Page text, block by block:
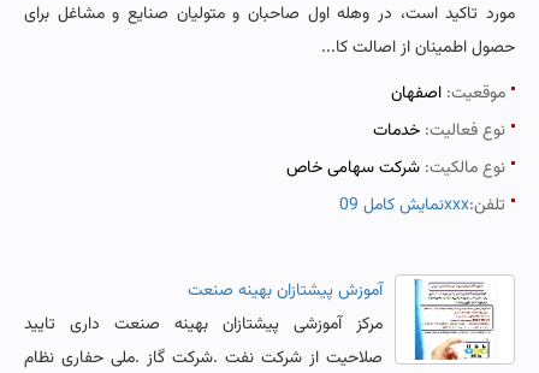
مورد تاکید است، در وهله اول صاحبان و متولیان صنایع و مشاغل برای
حصول اطمینان از اصالت کا...
موقعیت: اصفهان
نوع فعالیت: خدمات
نوع مالکیت: شرکت سهامی خاص
تلفن:نمایش کامل 09xxx
آموزش پیشتازان بهینه صنعت
مرکز آموزشی پیشتازان بهینه صنعت داری تایید
صلاحیت از شرکت نفت .شرکت گاز .ملی حفاری نظام